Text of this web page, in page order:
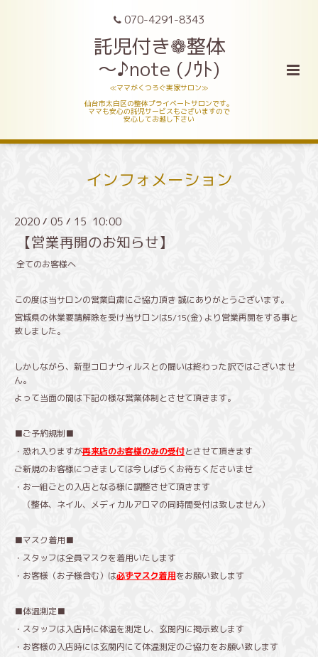
070-4291-8343
託児付き❁整体
～♪note (ﾉｳﾄ)
≪ママがくつろぐ実家サロン≫
仙台市太白区の整体プライベートサロンです。
ママも安心の託児サービスもございますので
安心してお越し下さい
インフォメーション
2020 / 05 / 15 10:00
【営業再開のお知らせ】
全てのお客様へ
この度は当サロンの営業自粛にご協力頂き 誠にありがとうございます。
宮城県の休業要請解除を受け当サロンは5/15(金) より営業再開をする事と
致しました。
しかしながら、新型コロナウィルスとの闘いは終わった訳ではございませ
ん。
よって当面の間は下記の様な営業体制とさせて頂きます。
■ご予約規制■
・恐れ入りますが再来店のお客様のみの受付とさせて頂きます
ご新規のお客様につきましては今しばらくお待ちくださいませ
・お一組ごとの入店となる様に調整させて頂きます
（整体、ネイル、メディカルアロマの同時間受付は致しません）
■マスク着用■
・スタッフは全員マスクを着用いたします
・お客様（お子様含む）は必ずマスク着用をお願い致します
■体温測定■
・スタッフは入店時に体温を測定し、玄関内に掲示致します
・お客様の入店時には玄関内にて体温測定のご協力をお願い致します